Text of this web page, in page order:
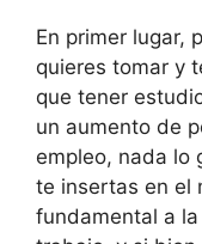
En primer lugar,
quieres tomar y
que tener
un aumento de
empleo, nada lo
te insertas en el
fundamental a